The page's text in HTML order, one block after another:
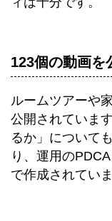
123個の動画を
ルームツアーや
公開されていま
るか」について
り、運用の
で作成されていま